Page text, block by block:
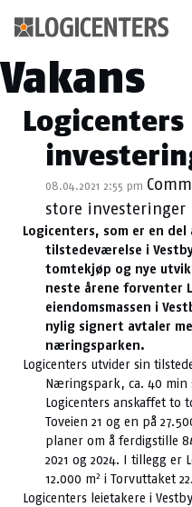
Vakans
08.04.2021 2:55 pm
store investeringer
Logicenters, som er en del
tilstedeværelse i
tomtekjøp og nye
neste årene forventer
eiendomsmassen i
nylig signert avtaler
næringsparken.
Logicenters utvider sin
Næringspark, ca. 40 min
Logicenters anskaffet to
Toveien 21 og en på
planer om å ferdigstille
2021 og 2024. I tillegg er
12.000 m2 i Torvuttaket 22.
Logicenters leietakere i